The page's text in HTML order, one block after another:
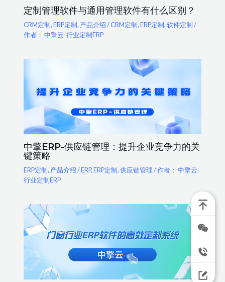
定制管理软件与通用管理软件有什么区别？
CRM定制,ERP定制, 产品介绍/CRM定制,ERP定制,软件定制/
作者： 中擎云-行业定制ERP
中擎ERP-供应链管理：提升企业竞争力的关
键策略
ERP定制, 产品介绍/ERP,ERP定制,供应链管理/ 作者： 中擎云-
行业定制ERP